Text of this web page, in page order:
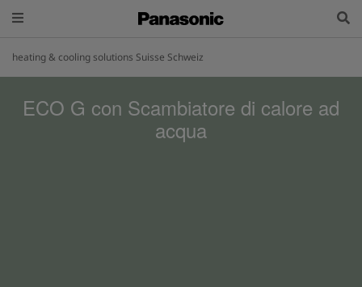
heating & cooling solutions Suisse Schweiz
ECO G con Scambiatore di calore ad
acqua